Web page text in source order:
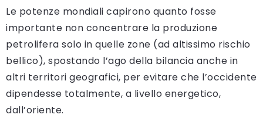
Le potenze mondiali capirono quanto fosse
importante non concentrare la produzione
petrolifera solo in quelle zone (ad altissimo rischio
bellico), spostando l’ago della bilancia anche in
altri territori geografici, per evitare che l’occidente
dipendesse totalmente, a livello energetico,
dall’oriente.